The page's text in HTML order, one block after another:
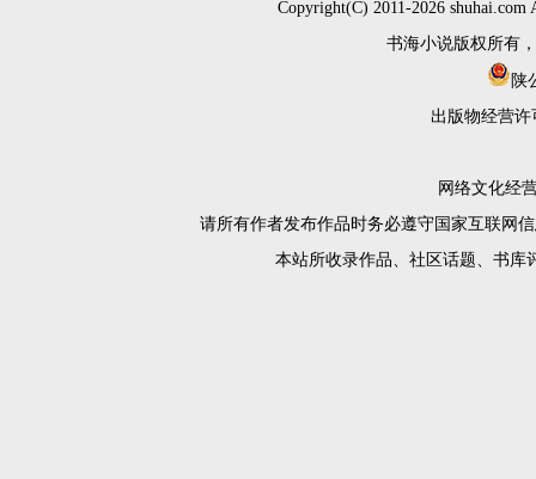
Copyright(C) 2011-2026
书海小说版权所有
陕
出版物经营许
网络文化经
请所有作者发布作品时务必遵守国家互联网
本站所收录作品、社区话题、书库